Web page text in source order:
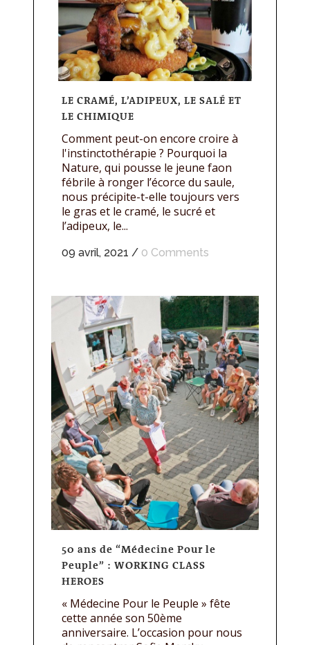
LE CRAMÉ, L’ADIPEUX, LE SALÉ ET
LE CHIMIQUE
Comment peut-on encore croire à
l'instinctothérapie ? Pourquoi la
Nature, qui pousse le jeune faon
fébrile à ronger l’écorce du saule,
nous précipite-t-elle toujours vers
le gras et le cramé, le sucré et
l’adipeux, le...
09 avril, 2021 / 0 Comments
50 ans de “Médecine Pour le
Peuple” : WORKING CLASS
HEROES
« Médecine Pour le Peuple » fête
cette année son 50ème
anniversaire. L’occasion pour nous